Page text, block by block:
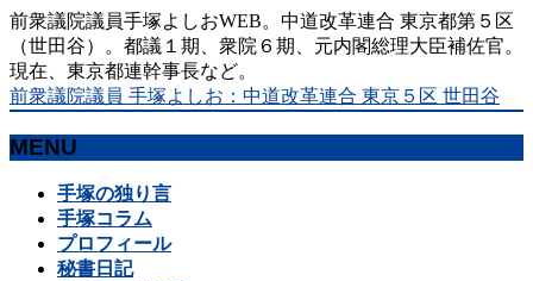
前衆議院議員手塚よしおWEB。中道改革連合 東京都第５区
（世田谷）。都議１期、衆院６期、元内閣総理大臣補佐官。
現在、東京都連幹事長など。
前衆議院議員 手塚よしお：中道改革連合 東京５区 世田谷
MENU
手塚の独り言
手塚コラム
プロフィール
秘書日記